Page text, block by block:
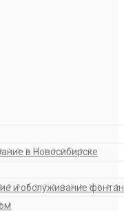
в Новосибирске
и обслуживание